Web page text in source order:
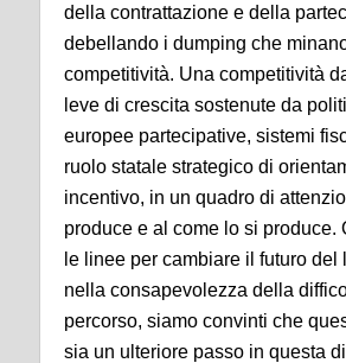
della contrattazione e della
debellando i dumping che
competitività. Una competitività
leve di crescita sostenute da
europee partecipative, sistemi
ruolo statale strategico di
incentivo, in un quadro di
produce e al come lo si produce.
le linee per cambiare il futuro del
nella consapevolezza della
percorso, siamo convinti che
sia un ulteriore passo in questa